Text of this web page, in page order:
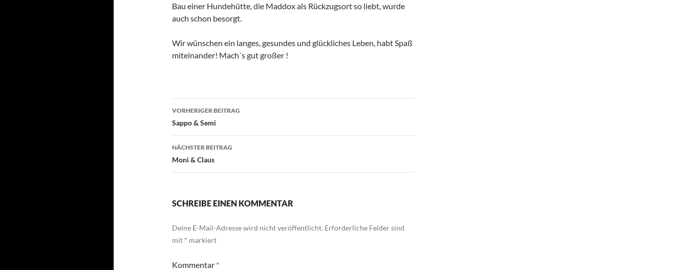
Bau einer Hundehütte, die Maddox als Rückzugsort so liebt, wurde
auch schon besorgt.
Wir wünschen ein langes, gesundes und glückliches Leben, habt Spaß
miteinander! Mach´s gut großer !
Beitragsnavigation
VORHERIGER BEITRAG
Sappo & Semi
NÄCHSTER BEITRAG
Moni & Claus
SCHREIBE EINEN KOMMENTAR
Deine E-Mail-Adresse wird nicht veröffentlicht. Erforderliche Felder sind
mit * markiert
Kommentar *